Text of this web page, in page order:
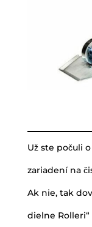
Už ste počuli
zariadení na
Ak nie, tak
dielne Rolleri“